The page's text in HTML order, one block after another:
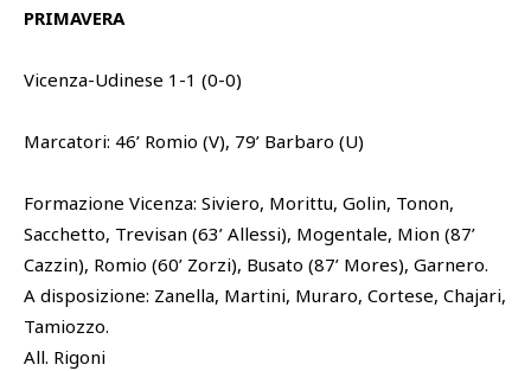
PRIMAVERA
Vicenza-Udinese 1-1 (0-0)
Marcatori: 46’ Romio (V), 79’ Barbaro (U)
Formazione Vicenza: Siviero, Morittu, Golin, Tonon,
Sacchetto, Trevisan (63’ Allessi), Mogentale, Mion (87’
Cazzin), Romio (60’ Zorzi), Busato (87’ Mores), Garnero.
A disposizione: Zanella, Martini, Muraro, Cortese, Chajari,
Tamiozzo.
All. Rigoni